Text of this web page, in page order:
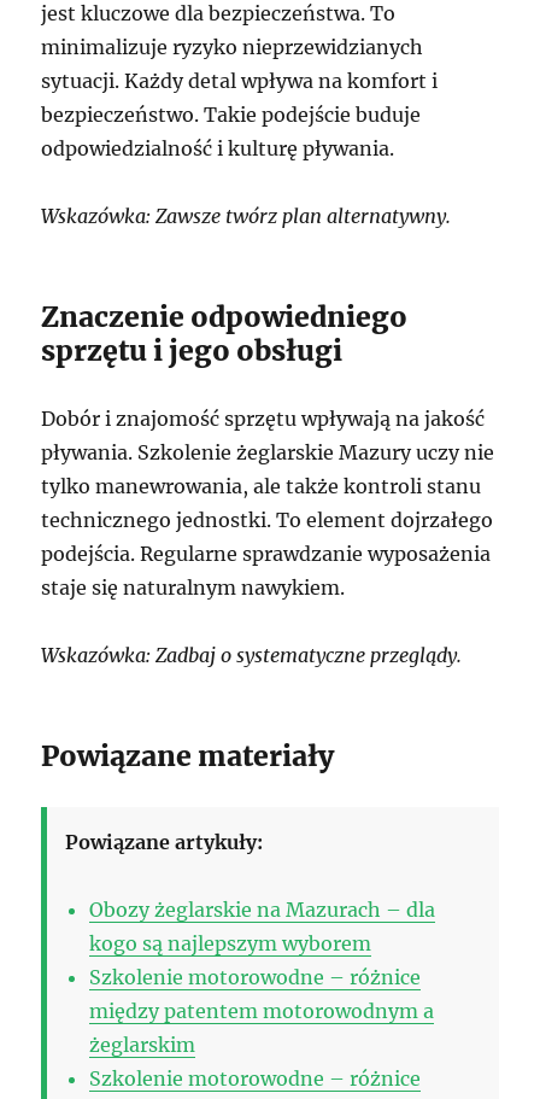
jest kluczowe dla bezpieczeństwa. To
minimalizuje ryzyko nieprzewidzianych
sytuacji. Każdy detal wpływa na komfort i
bezpieczeństwo. Takie podejście buduje
odpowiedzialność i kulturę pływania.
Wskazówka: Zawsze twórz plan alternatywny.
Znaczenie odpowiedniego
sprzętu i jego obsługi
Dobór i znajomość sprzętu wpływają na jakość
pływania. Szkolenie żeglarskie Mazury uczy nie
tylko manewrowania, ale także kontroli stanu
technicznego jednostki. To element dojrzałego
podejścia. Regularne sprawdzanie wyposażenia
staje się naturalnym nawykiem.
Wskazówka: Zadbaj o systematyczne przeglądy.
Powiązane materiały
Powiązane artykuły:
Obozy żeglarskie na Mazurach – dla
kogo są najlepszym wyborem
Szkolenie motorowodne – różnice
między patentem motorowodnym a
żeglarskim
Szkolenie motorowodne – różnice